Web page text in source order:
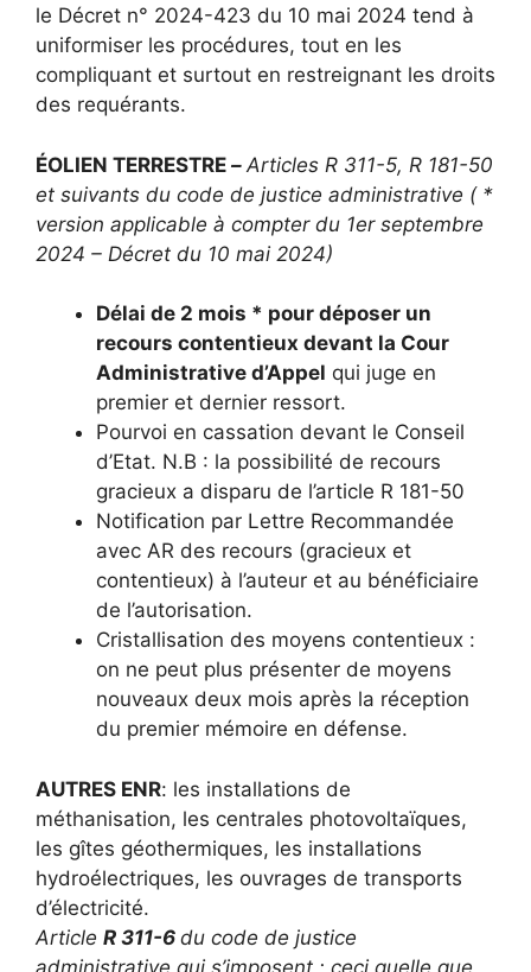
le Décret n° 2024-423 du 10 mai 2024 tend à
uniformiser les procédures, tout en les
compliquant et surtout en restreignant les droits
des requérants.
ÉOLIEN TERRESTRE – Articles R 311-5, R 181-50
et suivants du code de justice administrative ( *
version applicable à compter du 1er septembre
2024 – Décret du 10 mai 2024)
Délai de 2 mois * pour déposer un
recours contentieux devant la Cour
Administrative d’Appel qui juge en
premier et dernier ressort.
Pourvoi en cassation devant le Conseil
d’Etat. N.B : la possibilité de recours
gracieux a disparu de l’article R 181-50
Notification par Lettre Recommandée
avec AR des recours (gracieux et
contentieux) à l’auteur et au bénéficiaire
de l’autorisation.
Cristallisation des moyens contentieux :
on ne peut plus présenter de moyens
nouveaux deux mois après la réception
du premier mémoire en défense.
AUTRES ENR: les installations de
méthanisation, les centrales photovoltaïques,
les gîtes géothermiques, les installations
hydroélectriques, les ouvrages de transports
d’électricité.
Article R 311-6 du code de justice
administrative qui s’imposent ; ceci quelle que